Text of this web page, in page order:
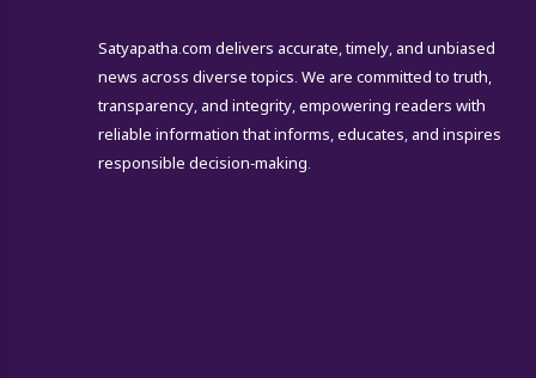
Satyapatha.com delivers accurate, timely, and unbiased
news across diverse topics. We are committed to truth,
transparency, and integrity, empowering readers with
reliable information that informs, educates, and inspires
responsible decision-making.